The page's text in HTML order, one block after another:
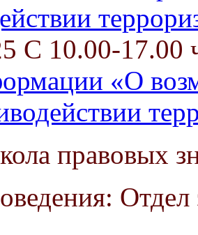
С 10.00-17.00
«О
правовых
Отдел